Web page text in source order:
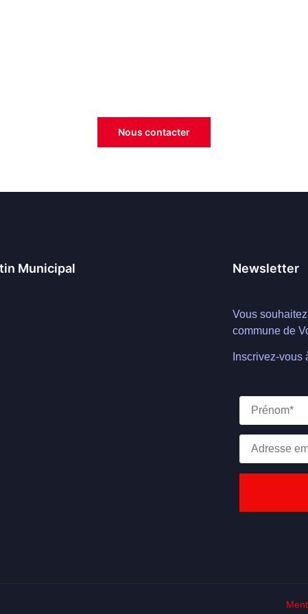
Nous contacter
Municipal Newsletter
Vous
commune de
Inscrivez-vous